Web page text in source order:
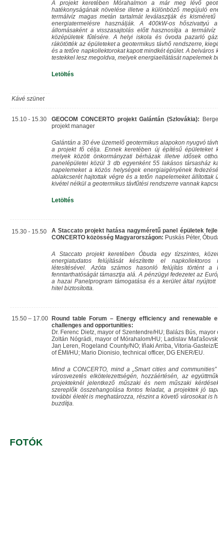
A projekt keretében Mórahalmon a már meg lévő
hatékonyságának növelése illetve a különböző megújuló
termálvíz magas metán tartalmát leválasztják és
energiatermelésre használják. A 400kW-os hőszivattyú
állomásaként a visszasajtolás előtt hasznosítja a
középületek fűtésére. A helyi iskola és óvoda pazarló
rákötötték az épületeket a geotermikus távhő rendszerre,
és a tetőre napkollektorokat kapott mindkét épület. A belváros
testekkel lesz megoldva, melyek energiaellátását napelemek
Letöltés
Kávé szünet
15.10 - 15.30 GEOCOM CONCERTO projekt Galántán (Szlovákia):
projekt manager
Galántán a 30 éve üzemelő geotermikus alapokon nyugvó
a projekt fő célja. Ennek keretében új építésű épületeket
melyek között önkormányzati bérházak illetve idősek
panelépületei közül 3 db egyenként 55 lakásos társasház
napelemeket a közös helységek energiaigényének
ablakcserét hajtottak végre és a tetőn napelemeket állítottak
kivétel nélkül a geotermikus távfűtési rendszerre vannak
Letöltés
15.30 - 15.50
A Staccato projekt hatása nagyméretű panel épületek
CONCERTO közösség Magyarországon: Puskás Péter,
A Staccato projekt keretében Óbuda egy tízszintes,
energiatudatos felújítását készítette el napkollektoros
létesítésével. Azóta számos hasonló felújítás történt a
fenntarthatóságát támasztja alá. A pénzügyi fedezetet az
a hazai Panelprogram támogatása és a kerület által nyújtott
hitel biztosította.
15.50 – 17.00 Round table Forum – Energy efficiency and renewable
challenges and opportunities:
Dr. Ferenc Dietz, mayor of Szentendre/HU; Balázs Bús,
Zoltán Nógrádi, mayor of Mórahalom/HU; Ladislav
Jan Leren, Rogeland County/NO; Iñaki Arriba, Vitoria-Gasteiz/
of ÉMI/HU; Mario Dionisio, technical officer, DG ENER/EU.
Mind a CONCERTO, mind a „Smart cities and
városvezetés elkötelezettségén, hozzáértésén, az
projekteknél jelentkező műszaki és nem műszaki
szereplők összehangolása fontos feladat, a projektek jó
további életét is meghatározza, részint a követő városokat is
buzdítja.
FOTÓK